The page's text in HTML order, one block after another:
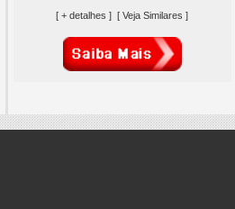
[ + detalhes ] [ Veja Similares ]